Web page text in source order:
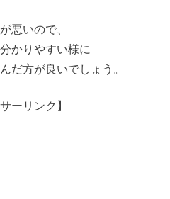
悪いので、
かりやすい様に
だ方が良いでしょう。
ーリンク】